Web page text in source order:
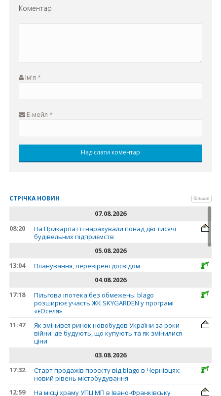
Коментар
Ім'я *
Е-мейл *
СТРІЧКА НОВИН більше
07.08.2026
08:20
На Прикарпатті нарахували понад дві тисячі
будівельних підприємств
05.08.2026
13:04
Планування, перевірені досвідом
04.08.2026
17:18
Пільгова іпотека без обмежень: blago
розширює участь ЖК SKYGARDEN у програмі
«єОселя»
11:47
Як змінився ринок новобудов України за роки
війни: де будують, що купують та як змінилися
ціни
03.08.2026
17:32
Старт продажів проєкту від blago в Чернівцях:
новий рівень містобудування
12:59
На місці храму УПЦ МП в Івано-Франківську